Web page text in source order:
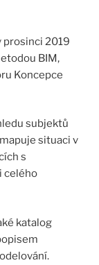
prosinci 2019
BIM,
Koncepce
subjektů
situaci v
s
celého
katalog